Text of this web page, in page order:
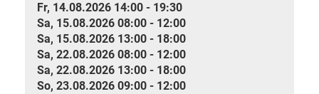
Fr, 14.08.2026 14:00 - 19:30
Sa, 15.08.2026 08:00 - 12:00
Sa, 15.08.2026 13:00 - 18:00
Sa, 22.08.2026 08:00 - 12:00
Sa, 22.08.2026 13:00 - 18:00
So, 23.08.2026 09:00 - 12:00